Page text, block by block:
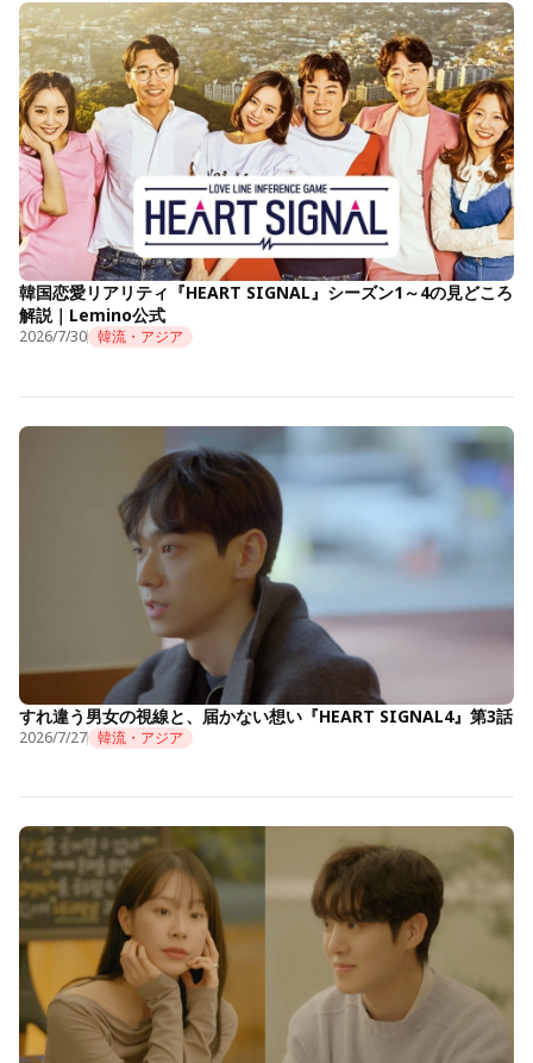
韓国恋愛リアリティ『HEART SIGNAL』シーズン1～4の見どころ
解説｜Lemino公式
2026/7/30 韓流・アジア
すれ違う男女の視線と、届かない想い『HEART SIGNAL4』第3話
2026/7/27 韓流・アジア